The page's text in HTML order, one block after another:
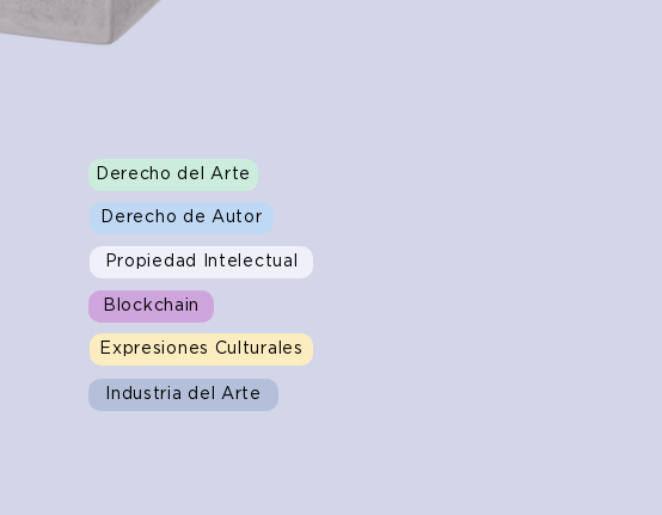
Derecho del Arte
Derecho de Autor
Propiedad Intelectual
Blockchain
Expresiones Culturales
Industria del Arte